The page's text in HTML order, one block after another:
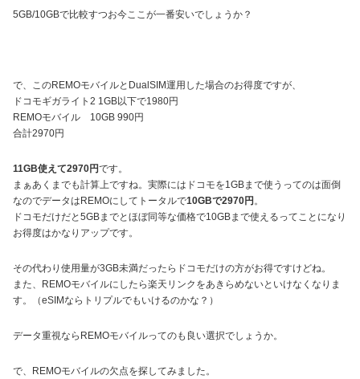
5GB/10GBで比較すつお今ここが一番安いでしょうか？
で、このREMOモバイルとDualSIM運用した場合のお得度ですが、
ドコモギガライト2 1GB以下で1980円
REMOモバイル 10GB 990円
合計2970円
11GB使えて2970円です。
まぁあくまでも計算上ですね。実際にはドコモを1GBまで使うってのは面倒
なのでデータはREMOにしてトータルで10GBで2970円。
ドコモだけだと5GBまでとほぼ同等な価格で10GBまで使えるってことになり
お得度はかなりアップです。
その代わり使用量が3GB未満だったらドコモだけの方がお得ですけどね。
また、REMOモバイルにしたら楽天リンクをあきらめないといけなくなりま
す。（eSIMならトリプルでもいけるのかな？）
データ重視ならREMOモバイルってのも良い選択でしょうか。
で、REMOモバイルの欠点を探してみました。